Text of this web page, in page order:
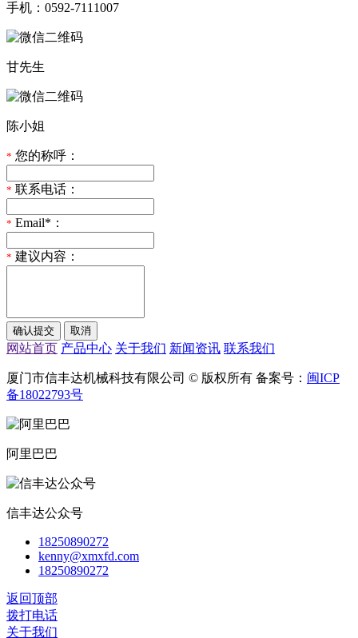
手机：0592-7111007
甘先生
陈小姐
* 您的称呼：
* 联系电话：
* Email*：
* 建议内容：
网站首页 产品中心 关于我们 新闻资讯 联系我们
厦门市信丰达机械科技有限公司 © 版权所有 备案号： 闽ICP
备18022793号
阿里巴巴
信丰达公众号
18250890272
kenny@xmxfd.com
18250890272
返回顶部
拨打电话
关于我们